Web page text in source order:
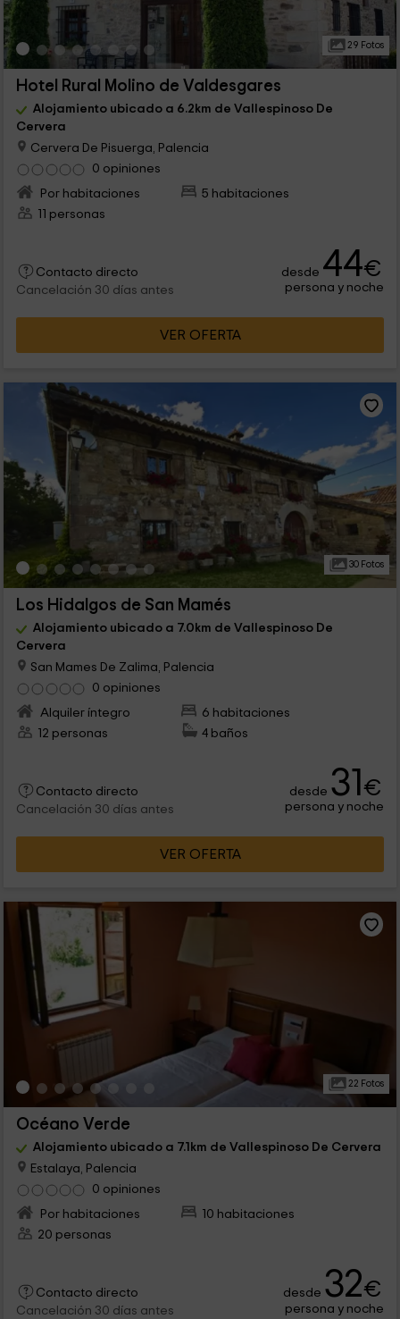
29 Fotos
Hotel Rural Molino de Valdesgares
Alojamiento ubicado a 6.2km de Vallespinoso De
Cervera
Cervera De Pisuerga, Palencia
0 opiniones
Por habitaciones
5 habitaciones
11 personas
Contacto directo
Cancelación 30 días antes
desde 44€
persona y noche
VER OFERTA
30 Fotos
Los Hidalgos de San Mamés
Alojamiento ubicado a 7.0km de Vallespinoso De
Cervera
San Mames De Zalima, Palencia
0 opiniones
Alquiler íntegro
6 habitaciones
12 personas
4 baños
Contacto directo
Cancelación 30 días antes
desde 31€
persona y noche
VER OFERTA
22 Fotos
Océano Verde
Alojamiento ubicado a 7.1km de Vallespinoso De Cervera
Estalaya, Palencia
0 opiniones
Por habitaciones
10 habitaciones
20 personas
Contacto directo
Cancelación 30 días antes
desde 32€
persona y noche